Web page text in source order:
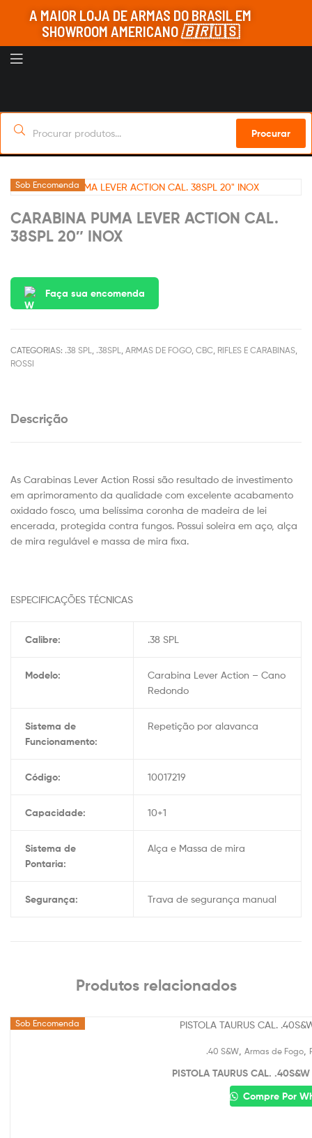
A MAIOR LOJA DE ARMAS DO BRASIL EM
SHOWROOM AMERICANO🇧🇷🇺🇸
Procurar
Sob Encomenda
CARABINA PUMA LEVER ACTION CAL.
38SPL 20″ INOX
Faça sua encomenda
CATEGORIAS: .38 SPL .38SPL ARMAS DE FOGO CBC RIFLES E CARABINAS
ROSSI
Descrição
As Carabinas Lever Action Rossi são resultado de investimento
em aprimoramento da qualidade com excelente acabamento
oxidado fosco, uma belíssima coronha de madeira de lei
encerada, protegida contra fungos. Possui soleira em aço, alça
de mira regulável e massa de mira fixa.
ESPECIFICAÇÕES TÉCNICAS
Calibre: .38 SPL
Modelo:
Carabina Lever Action – Cano
Redondo
Sistema de
Funcionamento:
Repetição por alavanca
Código: 10017219
Capacidade: 10+1
Sistema de
Pontaria:
Alça e Massa de mira
Segurança: Trava de segurança manual
Produtos relacionados
Sob Encomenda
.40 S&W Armas de Fogo
PISTOLA TAURUS CAL.
Compre Por